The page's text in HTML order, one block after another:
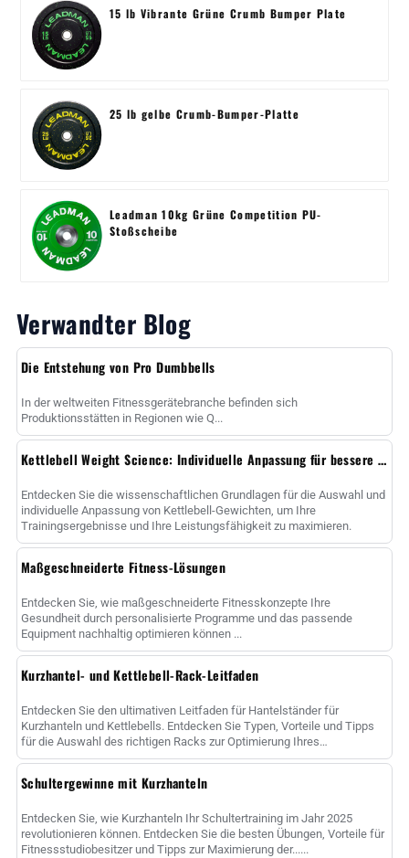
15 lb Vibrante Grüne Crumb Bumper Plate
25 lb gelbe Crumb-Bumper-Platte
Leadman 10kg Grüne Competition PU-
Stoßscheibe
Verwandter Blog
Die Entstehung von Pro Dumbbells
In der weltweiten Fitnessgerätebranche befinden sich
Produktionsstätten in Regionen wie Q...
Kettlebell Weight Science: Individuelle Anpassung für bessere Ergebnisse
Entdecken Sie die wissenschaftlichen Grundlagen für die Auswahl und
individuelle Anpassung von Kettlebell-Gewichten, um Ihre
Trainingsergebnisse und Ihre Leistungsfähigkeit zu maximieren.
Maßgeschneiderte Fitness-Lösungen
Entdecken Sie, wie maßgeschneiderte Fitnesskonzepte Ihre
Gesundheit durch personalisierte Programme und das passende
Equipment nachhaltig optimieren können ...
Kurzhantel- und Kettlebell-Rack-Leitfaden
Entdecken Sie den ultimativen Leitfaden für Hantelständer für
Kurzhanteln und Kettlebells. Entdecken Sie Typen, Vorteile und Tipps
für die Auswahl des richtigen Racks zur Optimierung Ihres
Fitnessstudios sp......
Schultergewinne mit Kurzhanteln
Entdecken Sie, wie Kurzhanteln Ihr Schultertraining im Jahr 2025
revolutionieren können. Entdecken Sie die besten Übungen, Vorteile für
Fitnessstudiobesitzer und Tipps zur Maximierung der......